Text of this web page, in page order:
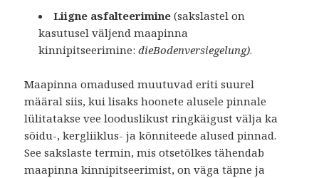
Liigne asfalteerimine(sakslastel on
kasutusel väljend maapinna
kinnipitseerimine:dieBodenversiegelung).
Maapinna omadused muutuvad eriti suurel
määral siis, kui lisaks hoonete alusele pinnale
lülitatakse vee looduslikust ringkäigust välja ka
sõidu-, kergliiklus- ja kõnniteede alused pinnad.
See sakslaste termin, mis otsetõlkes tähendab
maapinna kinnipitseerimist, on väga täpne ja